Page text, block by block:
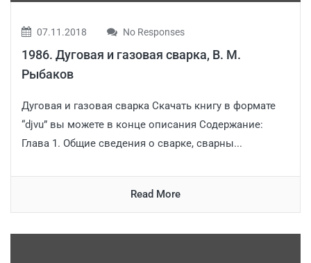
07.11.2018 No Responses
1986. Дуговая и газовая сварка, В. М.
Рыбаков
Дуговая и газовая сварка Скачать книгу в формате
“djvu” вы можете в конце описания Содержание:
Глава 1. Общие сведения о сварке, свар­ны...
Read More